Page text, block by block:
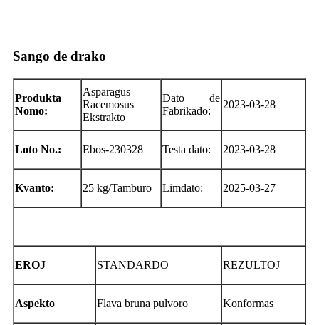
Sango de drako
Produkta
Nomo:
Asparagus
Racemosus
Ekstrakto
Dato de
Fabrikado:
2023-03-28
Loto No.: Ebos-230328 Testa dato: 2023-03-28
Kvanto: 25 kg/Tamburo Limdato: 2025-03-27
EROJ STANDARDO REZULTOJ
Aspekto Flava bruna pulvoro Konformas